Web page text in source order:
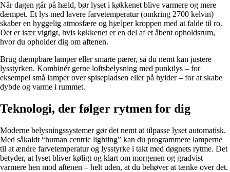
Når dagen går på hæld, bør lyset i køkkenet blive varmere og mere
dæmpet. Et lys med lavere farvetemperatur (omkring 2700 kelvin)
skaber en hyggelig atmosfære og hjælper kroppen med at falde til ro.
Det er især vigtigt, hvis køkkenet er en del af et åbent opholdsrum,
hvor du opholder dig om aftenen.
Brug dæmpbare lamper eller smarte pærer, så du nemt kan justere
lysstyrken. Kombinér gerne loftsbelysning med punktlys – for
eksempel små lamper over spisepladsen eller på hylder – for at skabe
dybde og varme i rummet.
Teknologi, der følger rytmen for dig
Moderne belysningssystemer gør det nemt at tilpasse lyset automatisk.
Med såkaldt “human centric lighting” kan du programmere lamperne
til at ændre farvetemperatur og lysstyrke i takt med døgnets rytme. Det
betyder, at lyset bliver køligt og klart om morgenen og gradvist
varmere hen mod aftenen – helt uden, at du behøver at tænke over det.